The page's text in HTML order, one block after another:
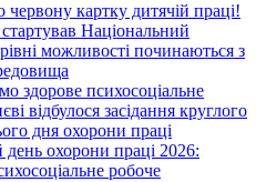
картку дитячій праці!
Національний
можливості починаються з
здорове психосоціальне
відбулося засідання круглого
дня охорони праці
день охорони праці 2026:
робоче